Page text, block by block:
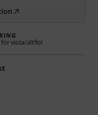
viola/altfiol